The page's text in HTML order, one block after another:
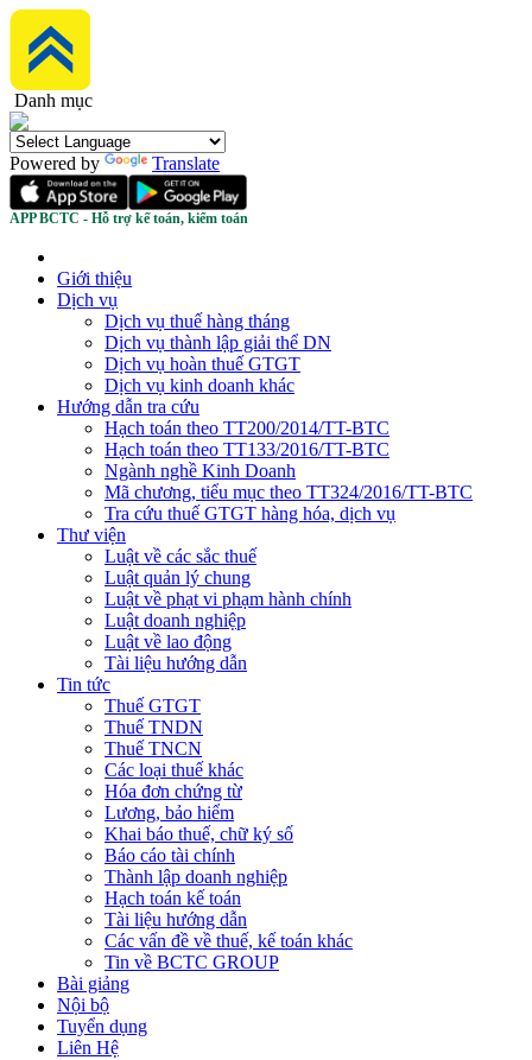
Danh mục
Powered by Translate
APP BCTC - Hỗ trợ kế toán, kiểm toán
Giới thiệu
Dịch vụ
Dịch vụ thuế hàng tháng
Dịch vụ thành lập giải thể DN
Dịch vụ hoàn thuế GTGT
Dịch vụ kinh doanh khác
Hướng dẫn tra cứu
Hạch toán theo TT200/2014/TT-BTC
Hạch toán theo TT133/2016/TT-BTC
Ngành nghề Kinh Doanh
Mã chương, tiểu mục theo TT324/2016/TT-BTC
Tra cứu thuế GTGT hàng hóa, dịch vụ
Thư viện
Luật về các sắc thuế
Luật quản lý chung
Luật về phạt vi phạm hành chính
Luật doanh nghiệp
Luật về lao động
Tài liệu hướng dẫn
Tin tức
Thuế GTGT
Thuế TNDN
Thuế TNCN
Các loại thuế khác
Hóa đơn chứng từ
Lương, bảo hiểm
Khai báo thuế, chữ ký số
Báo cáo tài chính
Thành lập doanh nghiệp
Hạch toán kế toán
Tài liệu hướng dẫn
Các vấn đề về thuế, kế toán khác
Tin về BCTC GROUP
Bài giảng
Nội bộ
Tuyển dụng
Liên Hệ